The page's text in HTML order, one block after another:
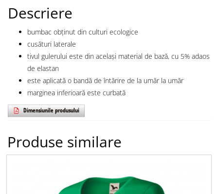
Descriere
bumbac obținut din culturi ecologice
cusături laterale
tivul gulerului este din același material de bază, cu 5% adaos
de elastan
este aplicată o bandă de întărire de la umăr la umăr
marginea inferioară este curbată
Dimensiunile produsului
Produse similare